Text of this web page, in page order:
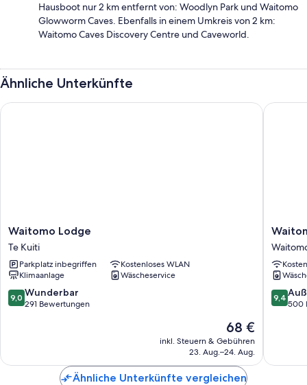
Hausboot nur 2 km entfernt von: Woodlyn Park und Waitomo
Glowworm Caves. Ebenfalls in einem Umkreis von 2 km:
Waitomo Caves Discovery Centre und Caveworld.
Ähnliche Unterkünfte
Waitomo
Lodge
Te
Kuiti
Waitomo Lodge
Te Kuiti
Parkplatz inbegriffen
Kostenloses WLAN
Klimaanlage
Wäscheservice
9.0
von
9,0 Wunderbar
291 Bewertungen
Der
Preis
beträgt
68 €
inkl. Steuern & Gebühren
23. Aug.–24. Aug.
Waitomo Lodge
Caves
Guest
Lodge
Caves
9.4
von
9,4
500
Ähnliche Unterkünfte vergleichen